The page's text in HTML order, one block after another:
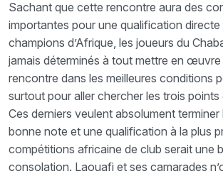
Sachant que cette rencontre aura des
importantes pour une qualification directe
champions d’Afrique, les joueurs du
jamais déterminés à tout mettre en
rencontre dans les meilleures conditions
surtout pour aller chercher les trois points
Ces derniers veulent absolument terminer
bonne note et une qualification à la plus
compétitions africaine de club serait une
consolation. Laouafi et ses camarades